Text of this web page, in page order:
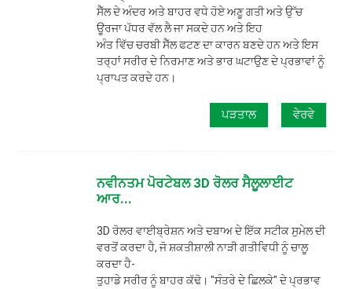
ਸੈੱਲ ਦੇ ਅੰਦਰ ਅਤੇ ਬਾਹਰ ਵਧੇ ਹੋਏ ਅਣੂ ਗਤੀ ਅਤੇ ਉੱਚ
ਊਰਜਾ ਪੱਧਰ ਵੱਲ ਲੈ ਜਾ ਸਕਦੇ ਹਨ ਅਤੇ ਇਹ
ਅੰਤ ਵਿੱਚ ਚਰਬੀ ਸੈੱਲ ਫਟਣ ਦਾ ਕਾਰਨ ਬਣਦੇ ਹਨ ਅਤੇ ਇਸ
ਤਰ੍ਹਾਂ ਸਰੀਰ ਦੇ ਨਿਰਮਾਣ ਅਤੇ ਭਾਰ ਘਟਾਉਣ ਦੇ ਪ੍ਰਭਾਵਾਂ ਨੂੰ
ਪ੍ਰਾਪਤ ਕਰਦੇ ਹਨ।
ਪੜਤਾਲ ਵੇਰਵੇ
ਨਵੀਨਤਮ ਪੋਰਟੇਬਲ 3D ਰੋਲਰ ਸੈਲੂਲਾਈਟ
ਆਰ...
3D ਰੋਲਰ ਵਾਈਬ੍ਰੇਸ਼ਨ ਅਤੇ ਦਬਾਅ ਦੇ ਇੱਕ ਸਟੀਕ ਸੁਮੇਲ ਦੀ
ਵਰਤੋਂ ਕਰਦਾ ਹੈ, ਜੋ ਸ਼ਕਤੀਸ਼ਾਲੀ ਨਾੜੀ ਗਤੀਵਿਧੀ ਨੂੰ ਚਾਲੂ
ਕਰਦਾ ਹੈ-
ਤੁਹਾਡੇ ਸਰੀਰ ਨੂੰ ਬਾਹਰ ਕੱਢੋ। "ਸੰਤਰੇ ਦੇ ਛਿਲਕੇ" ਦੇ ਪ੍ਰਭਾਵ